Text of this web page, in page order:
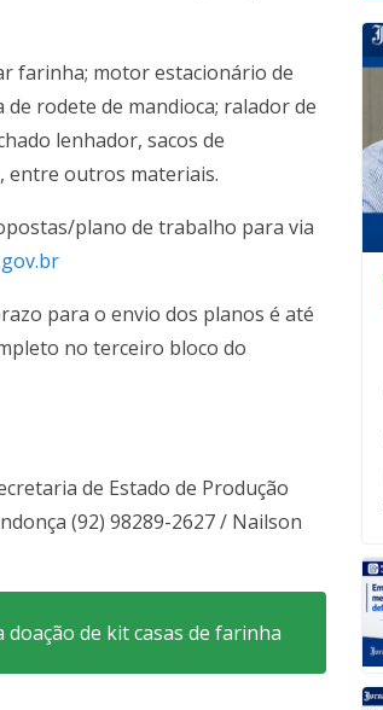
farinha; motor estacionário de
rodete de mandioca; ralador de
lenhador, sacos de
entre outros materiais.
plano de trabalho para via
para o envio dos planos é até
no terceiro bloco do
de Estado de Produção
(92) 98289-2627 / Nailson
de kit casas de farinha